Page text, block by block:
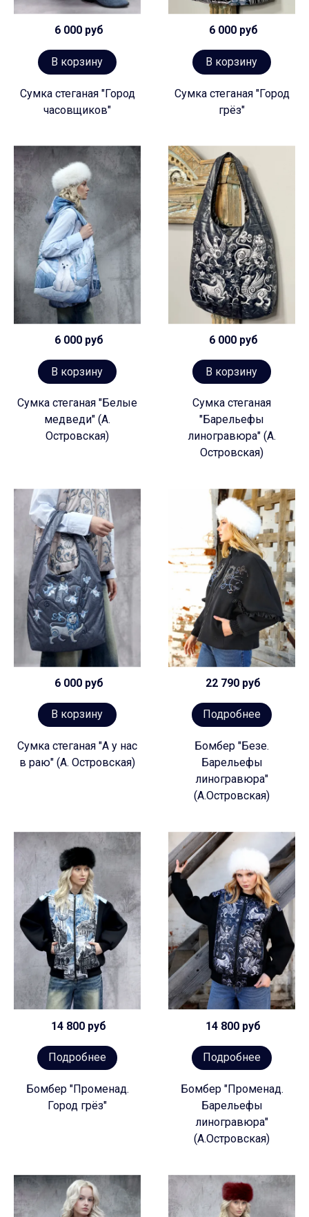
6 000 руб
В корзину
Сумка стеганая "Город
часовщиков"
6 000 руб
В корзину
Сумка стеганая "Город
грёз"
6 000 руб
В корзину
Сумка стеганая "Белые
медведи" (А.
Островская)
6 000 руб
В корзину
Сумка стеганая
"Барельефы
линогравюра" (А.
Островская)
6 000 руб
В корзину
Сумка стеганая "А у нас
в раю" (А. Островская)
22 790 руб
Подробнее
Бомбер "Безе.
Барельефы
линогравюра"
(А.Островская)
14 800 руб
Подробнее
Бомбер "Променад.
Город грёз"
14 800 руб
Подробнее
Бомбер "Променад.
Барельефы
линогравюра"
(А.Островская)